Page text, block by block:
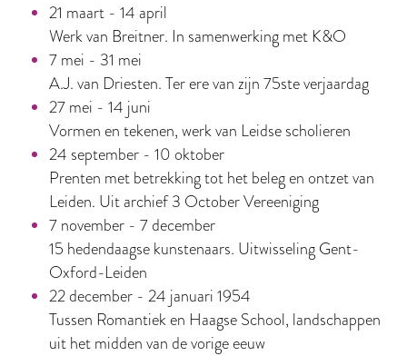
21 maart - 14 april
Werk van Breitner. In samenwerking met K&O
7 mei - 31 mei
A.J. van Driesten. Ter ere van zijn 75ste verjaardag
27 mei - 14 juni
Vormen en tekenen, werk van Leidse scholieren
24 september - 10 oktober
Prenten met betrekking tot het beleg en ontzet van
Leiden. Uit archief 3 October Vereeniging
7 november - 7 december
15 hedendaagse kunstenaars. Uitwisseling Gent-
Oxford-Leiden
22 december - 24 januari 1954
Tussen Romantiek en Haagse School, landschappen
uit het midden van de vorige eeuw